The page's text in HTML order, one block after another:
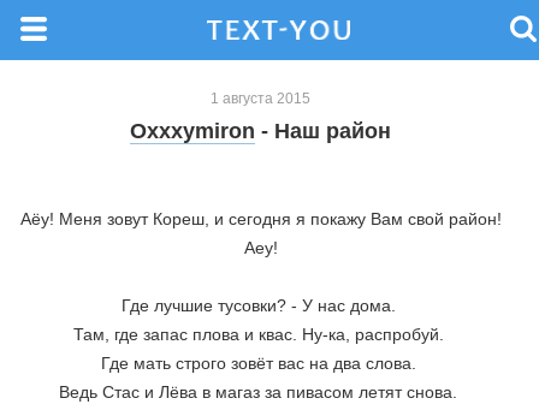
1 августа 2015
Oxxxymiron - Наш район
Аёу! Меня зовут Кореш, и сегодня я покажу Вам свой район!
Аеу!
Где лучшие тусовки? - У нас дома.
Там, где запас плова и квас. Ну-ка, распробуй.
Где мать строго зовёт вас на два слова.
Ведь Стас и Лёва в магаз за пивасом летят снова.